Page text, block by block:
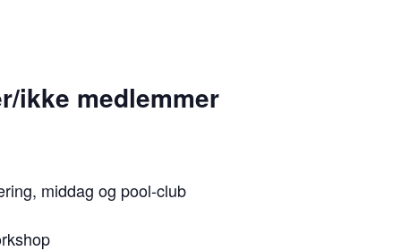
ikke medlemmer
middag og pool-club